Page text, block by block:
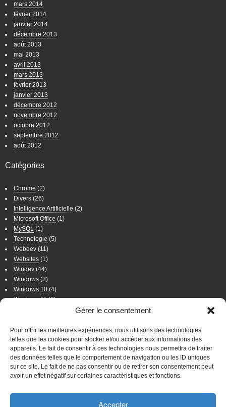
Gérer le consentement
Pour offrir les meilleures expériences, nous utilisons des technologies
telles que les cookies pour stocker et/ou accéder aux informations des
appareils. Le fait de consentir à ces technologies nous permettra de traiter
des données telles que le comportement de navigation ou les ID uniques
sur ce site. Le fait de ne pas consentir ou de retirer son consentement peut
avoir un effet négatif sur certaines caractéristiques et fonctions.
Accepter
mars 2014
février 2014
janvier 2014
décembre 2013
août 2013
mai 2013
avril 2013
mars 2013
février 2013
janvier 2013
décembre 2012
novembre 2012
octobre 2012
septembre 2012
août 2012
Catégories
Chrome (2)
Divers (26)
Intelligence Artificielle (2)
Microsoft Office (1)
MySQL (1)
Technologie (5)
Webdev (11)
Websites (1)
Windev (44)
Windows (3)
Windows 10 (4)
Windows 11(6)
Wordpress(8)
WordPress
Connexion